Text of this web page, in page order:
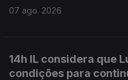
07 ago. 2026
14h IL considera que
condições para